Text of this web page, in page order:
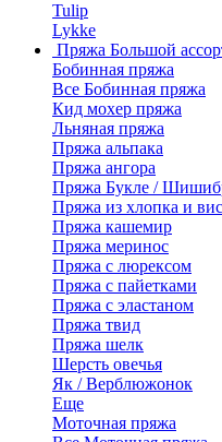
Tulip
Lykke
Пряжа Большой
Бобинная пряжа
Все Бобинная пряжа
Кид мохер пряжа
Льняная пряжа
Пряжа альпака
Пряжа ангора
Пряжа Букле /
Пряжа из хлопка и
Пряжа кашемир
Пряжа меринос
Пряжа с люрексом
Пряжа с пайетками
Пряжа с эластаном
Пряжа твид
Пряжа шелк
Шерсть овечья
Як / Верблюжонок
Еще
Моточная пряжа